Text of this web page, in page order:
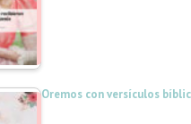
Oremos con versículos